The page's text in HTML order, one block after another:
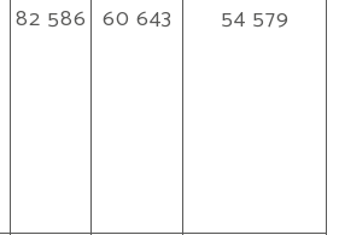
82 586 60 643 54 579